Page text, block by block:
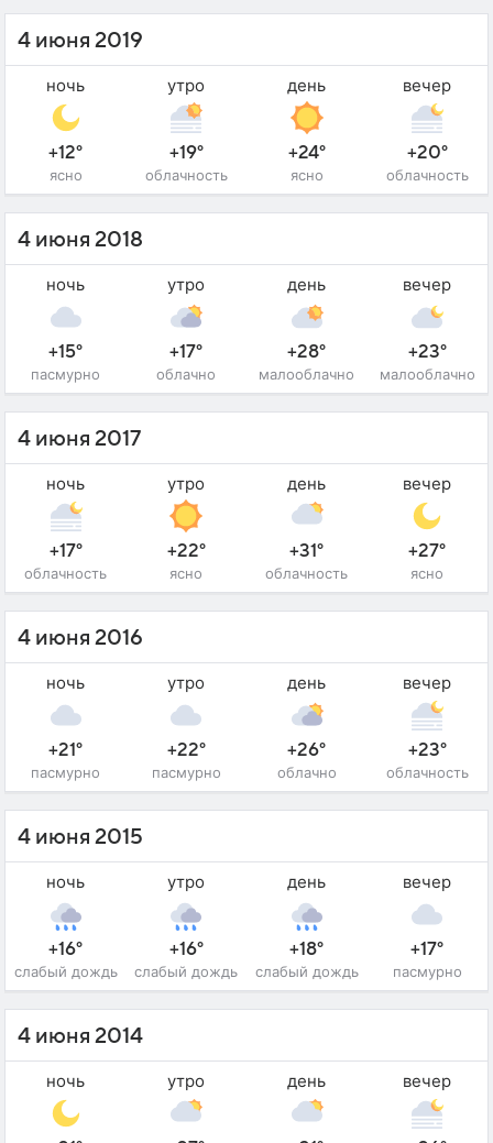
4 июня 2019
ночь
+12°
ясно
утро
+19°
облачность
день
+24°
ясно
вечер
+20°
облачность
4 июня 2018
ночь
+15°
пасмурно
утро
+17°
облачно
день
+28°
малооблачно
вечер
+23°
малооблачно
4 июня 2017
ночь
+17°
облачность
утро
+22°
ясно
день
+31°
облачность
вечер
+27°
ясно
4 июня 2016
ночь
+21°
пасмурно
утро
+22°
пасмурно
день
+26°
облачно
вечер
+23°
облачность
4 июня 2015
ночь
+16°
слабый дождь
утро
+16°
слабый дождь
день
+18°
слабый дождь
вечер
+17°
пасмурно
4 июня 2014
ночь утро день вечер